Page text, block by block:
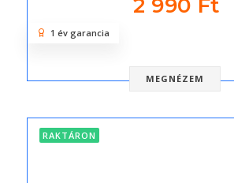
2 990 Ft
MEGNÉZEM
1 év garancia
RAKTÁRON